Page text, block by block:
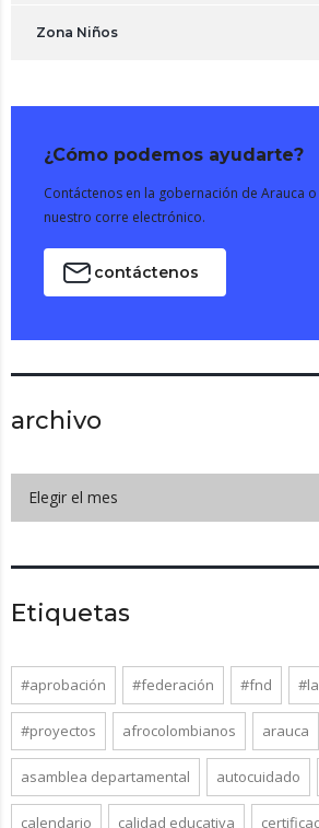
Zona Niños
¿Cómo podemos ayudarte?
Contáctenos en la gobernación de Arauca
nuestro corre electrónico.
contáctenos
archivo
Elegir el mes
Etiquetas
#aprobación #federación #fnd
#proyectos afrocolombianos arauca
asamblea departamental autocuidado
calendario calidad educativa